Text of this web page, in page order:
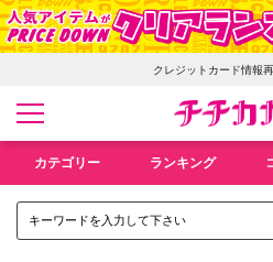
クレジットカード情報
カテゴリー ランキング